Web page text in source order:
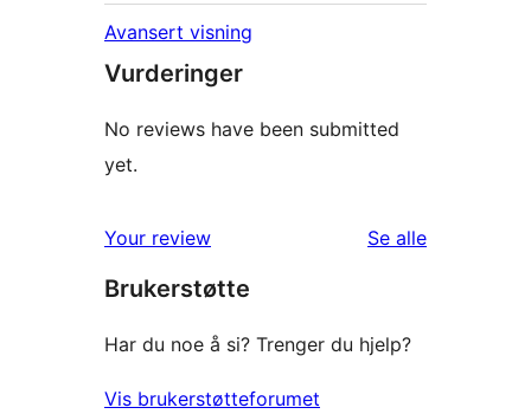
Avansert visning
Vurderinger
No reviews have been submitted
yet.
Your review Se alleomtalene
Brukerstøtte
Har du noe å si? Trenger du hjelp?
Vis brukerstøtteforumet